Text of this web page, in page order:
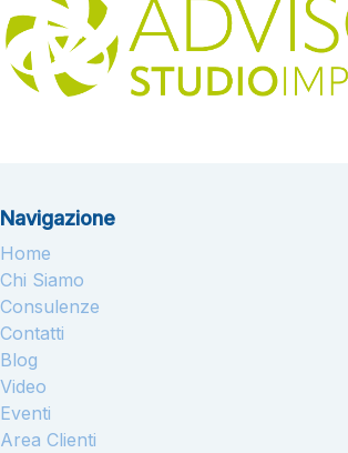
Navigazione
Home
Chi Siamo
Consulenze
Contatti
Blog
Video
Eventi
Area Clienti